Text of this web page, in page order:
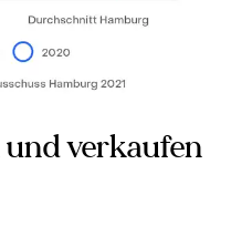
verkaufen